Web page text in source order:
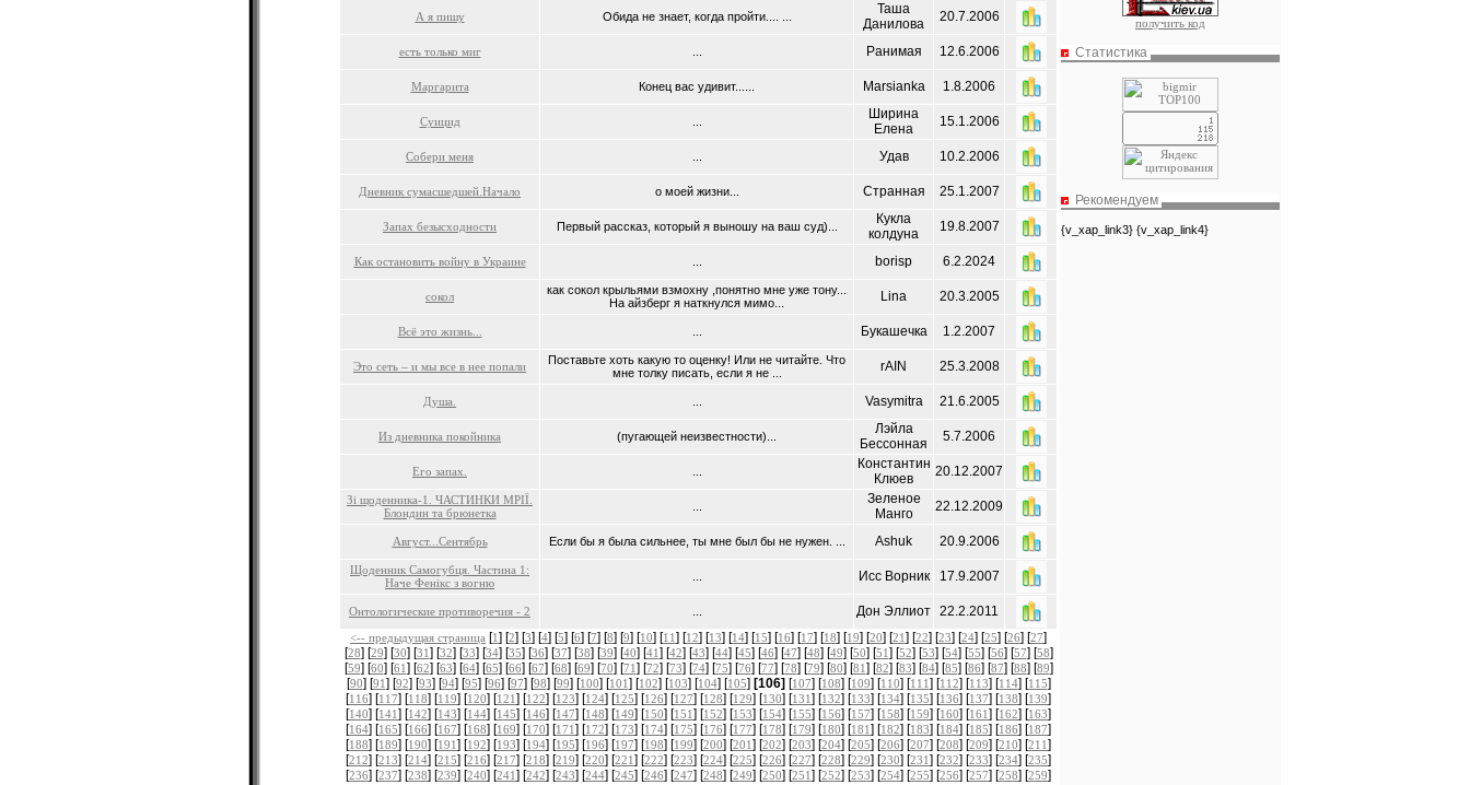
А я пишу Обида не знает, когда пройти.... ...
Таша
Данилова
20.7.2006
есть только миг Ранимая 12.6.2006
Маргарита Конец вас удивит...... Marsianka 1.8.2006
Суицид
Ширина
Елена
15.1.2006
Собери меня Удав 10.2.2006
Дневник сумасшедшей.Начало о моей жизни... Странная 25.1.2007
Запах безысходности Первый рассказ, который я выношу на ваш суд)...
Кукла
колдуна
19.8.2007
Как остановить войну в Украине borisp 6.2.2024
сокол
как сокол крыльями взмохну ,понятно мне уже тону...
На айзберг я наткнулся мимо...
Lina 20.3.2005
Всё это жизнь... Букашечка 1.2.2007
Это сеть – и мы все в нее попали
Поставьте хоть какую то оценку! Или не читайте. Что
мне толку писать, если я не ...
rAIN 25.3.2008
Душа. Vasymitra 21.6.2005
Из дневника покойника (пугающей неизвестности)...
Лэйла
Бессонная
5.7.2006
Его запах.
Константин
Клюев
20.12.2007
Зі щоденника-1. ЧАСТИНКИ МРІЇ.
Блондин та брюнетка
Зеленое
Манго
22.12.2009
Август...Сентябрь Если бы я была сильнее, ты мне был бы не нужен. ... Ashuk 20.9.2006
Щоденник Самогубця. Частина 1:
Наче Фенікс з вогню
Исс Ворник 17.9.2007
Онтологические противоречия - 2 Дон Эллиот 22.2.2011
<-- предыдущая страница [1] [2] [3] [4] [5] [6] [7] [8] [9] [10] [11] [12] [13] [14] [15] [16] [17] [18] [19] [20] [21] [22] [23] [24] [25] [26] [27]
[28] [29] [30] [31] [32] [33] [34] [35] [36] [37] [38] [39] [40] [41] [42] [43] [44] [45] [46] [47] [48] [49] [50] [51] [52] [53] [54] [55] [56] [57] [58]
[59] [60] [61] [62] [63] [64] [65] [66] [67] [68] [69] [70] [71] [72] [73] [74] [75] [76] [77] [78] [79] [80] [81] [82] [83] [84] [85] [86] [87] [88] [89]
[90] [91] [92] [93] [94] [95] [96] [97] [98] [99] [100] [101] [102] [103] [104] [105] [106] [107] [108] [109] [110] [111] [112] [113] [114] [115]
[116] [117] [118] [119] [120] [121] [122] [123] [124] [125] [126] [127] [128] [129] [130] [131] [132] [133] [134] [135] [136] [137] [138] [139]
[140] [141] [142] [143] [144] [145] [146] [147] [148] [149] [150] [151] [152] [153] [154] [155] [156] [157] [158] [159] [160] [161] [162] [163]
[164] [165] [166] [167] [168] [169] [170] [171] [172] [173] [174] [175] [176] [177] [178] [179] [180] [181] [182] [183] [184] [185] [186] [187]
[188] [189] [190] [191] [192] [193] [194] [195] [196] [197] [198] [199] [200] [201] [202] [203] [204] [205] [206] [207] [208] [209] [210] [211]
[212] [213] [214] [215] [216] [217] [218] [219] [220] [221] [222] [223] [224] [225] [226] [227] [228] [229] [230] [231] [232] [233] [234] [235]
[236] [237] [238] [239] [240] [241] [242] [243] [244] [245] [246] [247] [248] [249] [250] [251] [252] [253] [254] [255] [256] [257] [258] [259]
получить код
Статистика
Рекомендуем
{v_xap_link3} {v_xap_link4}